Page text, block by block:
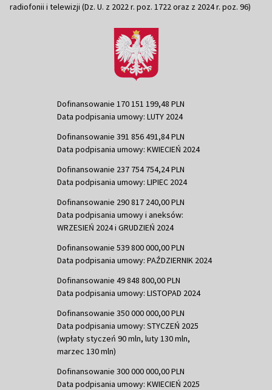
radiofonii i telewizji (Dz. U. z 2022 r. poz. 1722 oraz z 2024 r. poz. 96)
Dofinansowanie 170 151 199,48 PLN
Data podpisania umowy: LUTY 2024
Dofinansowanie 391 856 491,84 PLN
Data podpisania umowy: KWIECIEŃ 2024
Dofinansowanie 237 754 754,24 PLN
Data podpisania umowy: LIPIEC 2024
Dofinansowanie 290 817 240,00 PLN
Data podpisania umowy i aneksów:
WRZESIEŃ 2024 i GRUDZIEŃ 2024
Dofinansowanie 539 800 000,00 PLN
Data podpisania umowy: PAŹDZIERNIK 2024
Dofinansowanie 49 848 800,00 PLN
Data podpisania umowy: LISTOPAD 2024
Dofinansowanie 350 000 000,00 PLN
Data podpisania umowy: STYCZEŃ 2025
(wpłaty styczeń 90 mln, luty 130 mln,
marzec 130 mln)
Dofinansowanie 300 000 000,00 PLN
Data podpisania umowy: KWIECIEŃ 2025